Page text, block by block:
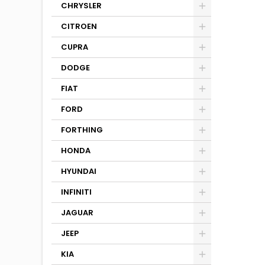
CHRYSLER
CITROEN
CUPRA
DODGE
FIAT
FORD
FORTHING
HONDA
HYUNDAI
INFINITI
JAGUAR
JEEP
KIA